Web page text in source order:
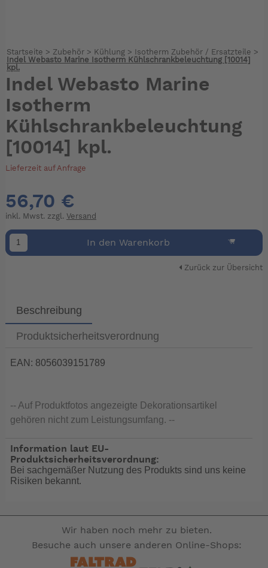
Startseite > Zubehör> Kühlung> Isotherm Zubehör / Ersatzteile >
Indel Webasto Marine Isotherm Kühlschrankbeleuchtung [10014]
kpl.
Indel Webasto Marine
Isotherm
Kühlschrankbeleuchtung
[10014] kpl.
Lieferzeit auf Anfrage
56,70 €
inkl. Mwst. zzgl. Versand
In den Warenkorb
Zurück zur Übersicht
Beschreibung
Produktsicherheitsverordnung
EAN: 8056039151789
-- Auf Produktfotos angezeigte Dekorationsartikel
gehören nicht zum Leistungsumfang. --
Information laut EU-
Produktsicherheitsverordnung:
Bei sachgemäßer Nutzung des Produkts sind uns keine
Risiken bekannt.
Wir haben noch mehr zu bieten.
Besuche auch unsere anderen Online-Shops: